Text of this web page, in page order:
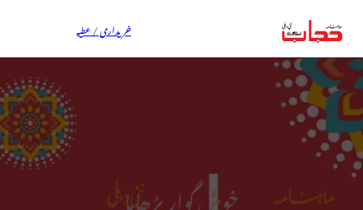
خریداری / عطیہ
خوش گوار بڑھاپا